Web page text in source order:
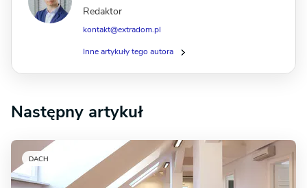
Redaktor
kontakt@extradom.pl
Inne artykuły tego autora
Następny artykuł
DACH